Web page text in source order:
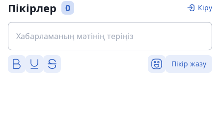
Пікірлер 0 Кіру
Пікір жазу